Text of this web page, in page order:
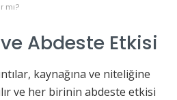
mı?
ve Abdeste Etkisi
kaynağına ve niteliğine
ve her birinin abdeste etkisi